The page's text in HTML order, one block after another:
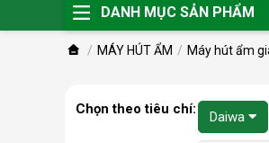
DANH MỤC SẢN PHẨM
MÁY HÚT ẨM Máy hút ẩm
Chọn theo tiêu chí: Daiwa